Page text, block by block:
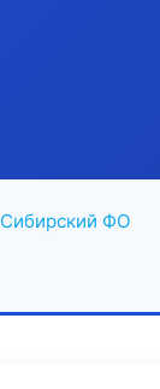
Сибирский ФО